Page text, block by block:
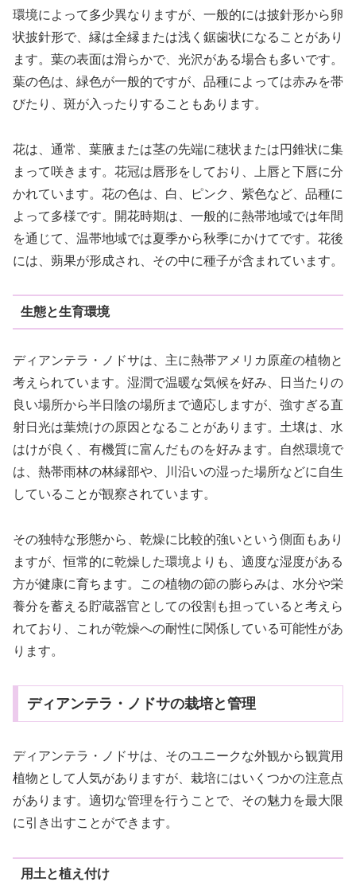
環境によって多少異なりますが、一般的には披針形から卵
状披針形で、縁は全縁または浅く鋸歯状になることがあり
ます。葉の表面は滑らかで、光沢がある場合も多いです。
葉の色は、緑色が一般的ですが、品種によっては赤みを帯
びたり、斑が入ったりすることもあります。
花は、通常、葉腋または茎の先端に穂状または円錐状に集
まって咲きます。花冠は唇形をしており、上唇と下唇に分
かれています。花の色は、白、ピンク、紫色など、品種に
よって多様です。開花時期は、一般的に熱帯地域では年間
を通じて、温帯地域では夏季から秋季にかけてです。花後
には、蒴果が形成され、その中に種子が含まれています。
生態と生育環境
ディアンテラ・ノドサは、主に熱帯アメリカ原産の植物と
考えられています。湿潤で温暖な気候を好み、日当たりの
良い場所から半日陰の場所まで適応しますが、強すぎる直
射日光は葉焼けの原因となることがあります。土壌は、水
はけが良く、有機質に富んだものを好みます。自然環境で
は、熱帯雨林の林縁部や、川沿いの湿った場所などに自生
していることが観察されています。
その独特な形態から、乾燥に比較的強いという側面もあり
ますが、恒常的に乾燥した環境よりも、適度な湿度がある
方が健康に育ちます。この植物の節の膨らみは、水分や栄
養分を蓄える貯蔵器官としての役割も担っていると考えら
れており、これが乾燥への耐性に関係している可能性があ
ります。
ディアンテラ・ノドサの栽培と管理
ディアンテラ・ノドサは、そのユニークな外観から観賞用
植物として人気がありますが、栽培にはいくつかの注意点
があります。適切な管理を行うことで、その魅力を最大限
に引き出すことができます。
用土と植え付け